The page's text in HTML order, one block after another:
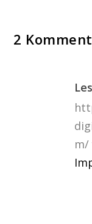
2
m/